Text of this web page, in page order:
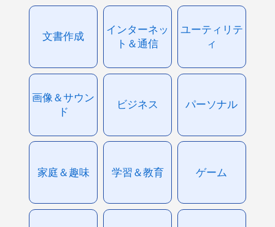
文書作成
インターネッ
ト＆通信
ユーティリテ
ィ
画像＆サウン
ド
ビジネス パーソナル
家庭＆趣味 学習＆教育 ゲーム